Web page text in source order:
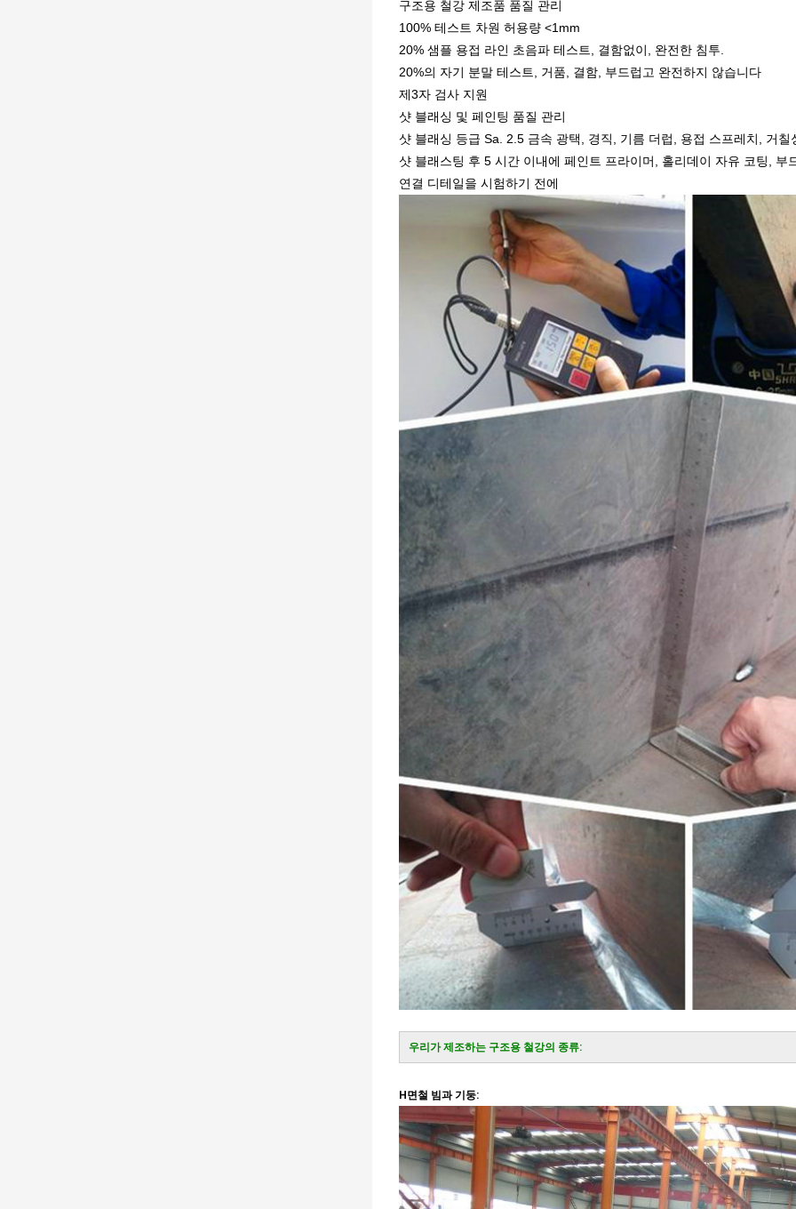
구조용 철강 제조품 품질 관리
100% 테스트 차원 허용량 <1mm
20% 샘플 용접 라인 초음파 테스트, 결함없이, 완전한 침투.
20%의 자기 분말 테스트, 거품, 결함, 부드럽고 완전하지 않습니다
제3자 검사 지원
샷 블래싱 및 페인팅 품질 관리
샷 블래싱 등급 Sa. 2.5 금속 광택, 경직, 기름 더럽, 용접 스프레치, 거칠
샷 블래스팅 후 5 시간 이내에 페인트 프라이머, 홀리데이 자유 코팅,
연결 디테일을 시험하기 전에
우리가 제조하는 구조용 철강의 종류:
H면철 빔과 기둥: